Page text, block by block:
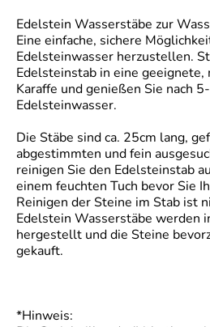
Edelstein Wasserstäbe zur
Eine einfache, sichere
Edelsteinwasser herzustellen.
Edelsteinstab in eine
Karaffe und genießen Sie nach
Edelsteinwasser.
Die Stäbe sind ca. 25cm lang,
abgestimmten und fein
reinigen Sie den Edelsteinstab
einem feuchten Tuch bevor Sie
Reinigen der Steine im Stab ist
Edelstein Wasserstäbe werden
hergestellt und die Steine
gekauft.
*Hinweis: